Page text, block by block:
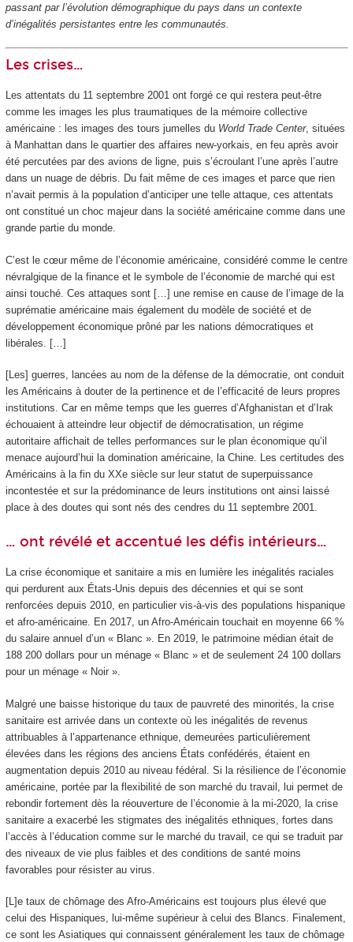
passant par l’évolution démographique du pays dans un contexte
d’inégalités persistantes entre les communautés.
Les crises…
Les attentats du 11 septembre 2001 ont forgé ce qui restera peut-être
comme les images les plus traumatiques de la mémoire collective
américaine : les images des tours jumelles du World Trade Center, situées
à Manhattan dans le quartier des affaires new-yorkais, en feu après avoir
été percutées par des avions de ligne, puis s’écroulant l’une après l’autre
dans un nuage de débris. Du fait même de ces images et parce que rien
n’avait permis à la population d’anticiper une telle attaque, ces attentats
ont constitué un choc majeur dans la société américaine comme dans une
grande partie du monde.
C’est le cœur même de l’économie américaine, considéré comme le centre
névralgique de la finance et le symbole de l’économie de marché qui est
ainsi touché. Ces attaques sont […] une remise en cause de l’image de la
suprématie américaine mais également du modèle de société et de
développement économique prôné par les nations démocratiques et
libérales. […]
[Les] guerres, lancées au nom de la défense de la démocratie, ont conduit
les Américains à douter de la pertinence et de l’efficacité de leurs propres
institutions. Car en même temps que les guerres d’Afghanistan et d’Irak
échouaient à atteindre leur objectif de démocratisation, un régime
autoritaire affichait de telles performances sur le plan économique qu’il
menace aujourd’hui la domination américaine, la Chine. Les certitudes des
Américains à la fin du XXesiècle sur leur statut de superpuissance
incontestée et sur la prédominance de leurs institutions ont ainsi laissé
place à des doutes qui sont nés des cendres du 11 septembre 2001.
… ont révélé et accentué les défis intérieurs…
La crise économique et sanitaire a mis en lumière les inégalités raciales
qui perdurent aux États-Unis depuis des décennies et qui se sont
renforcées depuis 2010, en particulier vis-à‑vis des populations hispanique
et afro-américaine. En 2017, un Afro-Américain touchait en moyenne 66 %
du salaire annuel d’un « Blanc ». En 2019, le patrimoine médian était de
188 200 dollars pour un ménage « Blanc » et de seulement 24 100 dollars
pour un ménage « Noir ».
Malgré une baisse historique du taux de pauvreté des minorités, la crise
sanitaire est arrivée dans un contexte où les inégalités de revenus
attribuables à l’appartenance ethnique, demeurées particulièrement
élevées dans les régions des anciens États confédérés, étaient en
augmentation depuis 2010 au niveau fédéral. Si la résilience de l’économie
américaine, portée par la flexibilité de son marché du travail, lui permet de
rebondir fortement dès la réouverture de l’économie à la mi-2020, la crise
sanitaire a exacerbé les stigmates des inégalités ethniques, fortes dans
l’accès à l’éducation comme sur le marché du travail, ce qui se traduit par
des niveaux de vie plus faibles et des conditions de santé moins
favorables pour résister au virus.
[L]e taux de chômage des Afro-Américains est toujours plus élevé que
celui des Hispaniques, lui-même supérieur à celui des Blancs. Finalement,
ce sont les Asiatiques qui connaissent généralement les taux de chômage